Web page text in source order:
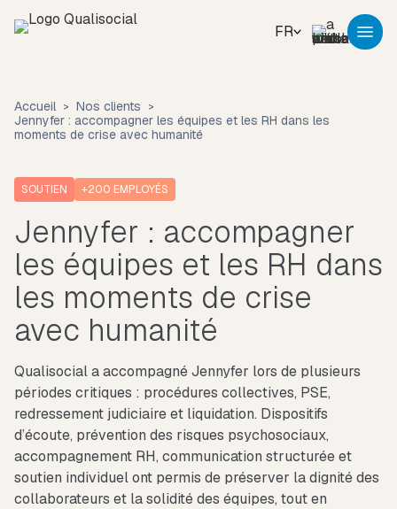
FR
Accueil
Nos clients
Jennyfer : accompagner les équipes et les RH dans les
moments de crise avec humanité
SOUTIEN +200 EMPLOYÉS
Jennyfer : accompagner
les équipes et les RH dans
les moments de crise
avec humanité
Qualisocial a accompagné Jennyfer lors de plusieurs
périodes critiques : procédures collectives, PSE,
redressement judiciaire et liquidation. Dispositifs
d’écoute, prévention des risques psychosociaux,
accompagnement RH, communication structurée et
soutien individuel ont permis de préserver la dignité des
collaborateurs et la solidité des équipes, tout en